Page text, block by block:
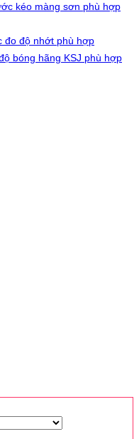
kéo màng sơn phù hợp
đo độ nhớt phù hợp
bóng hãng KSJ phù hợp